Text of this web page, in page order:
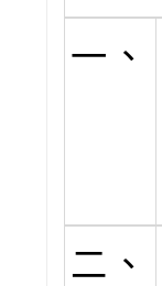
一、
二、